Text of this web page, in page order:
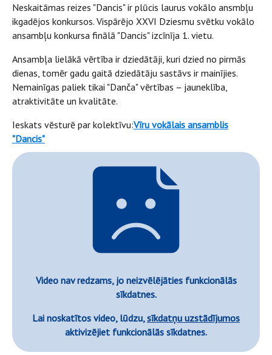
Neskaitāmas reizes "Dancis" ir plūcis laurus vokālo ansmbļu
ikgadējos konkursos. Vispārējo XXVI Dziesmu svētku vokālo
ansambļu konkursa finālā "Dancis" izcīnīja 1. vietu.
Ansambļa lielākā vērtība ir dziedātāji, kuri dzied no pirmās
dienas, tomēr gadu gaitā dziedātāju sastāvs ir mainījies.
Nemainīgas paliek tikai "Danča" vērtības – jauneklība,
atraktivitāte un kvalitāte.
Ieskats vēsturē par kolektīvu:Vīru vokālais ansamblis
"Dancis"
Video nav redzams, jo neizvēlējāties funkcionālās
sīkdatnes.
Lai noskatītos video, lūdzu,sīkdatņu uzstādījumos
aktivizējiet funkcionālās sīkdatnes.